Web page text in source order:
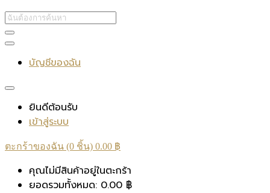
บัญชีของฉัน
ยินดีต้อนรับ
เข้าสู่ระบบ
ตะกร้าของฉัน (0 ชิ้น) 0.00 ฿
คุณไม่มีสินค้าอยู่ในตะกร้า
ยอดรวมทั้งหมด: 0.00 ฿